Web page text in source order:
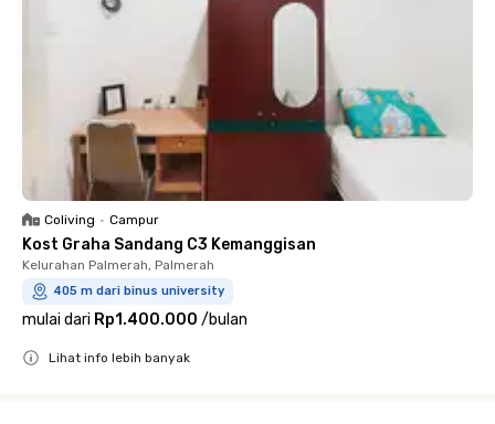
Coliving • Campur
Kost Graha Sandang C3 Kemanggisan
Kelurahan Palmerah, Palmerah
405 m dari binus university
mulai dari Rp1.400.000 /bulan
Lihat info lebih banyak